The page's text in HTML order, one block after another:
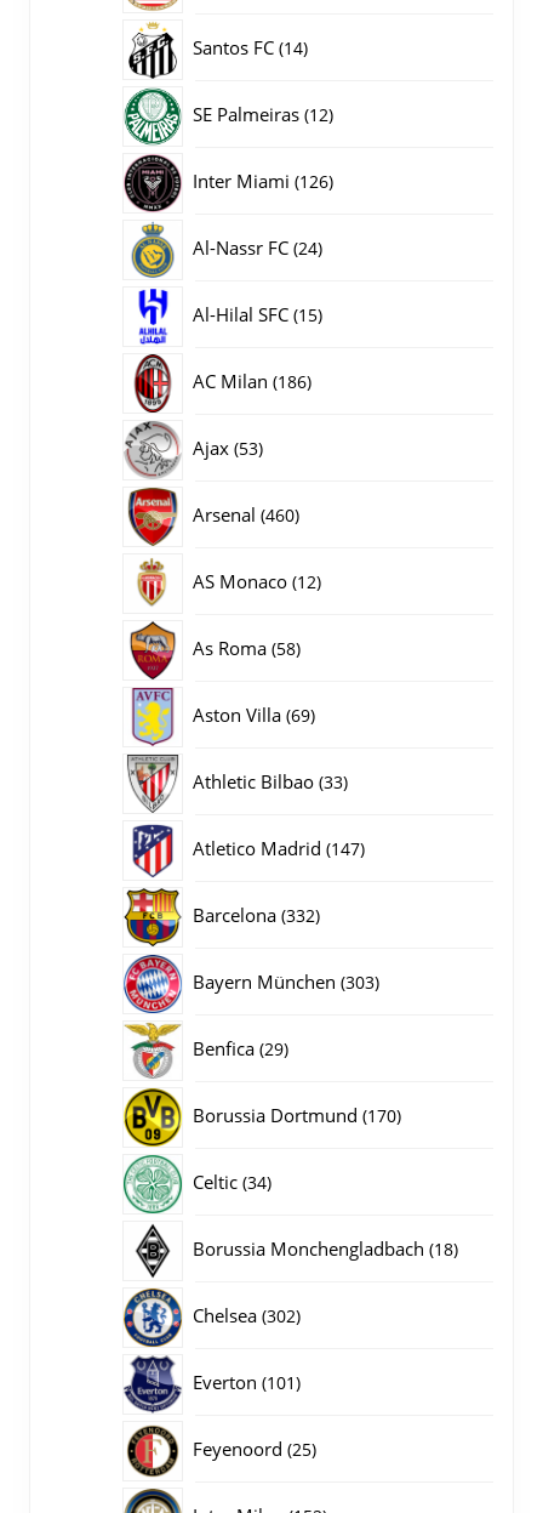
Santos FC 1414
SE Palmeiras 1212
Inter Miami 126126
Al-Nassr FC 2424
Al-Hilal SFC 1515
AC Milan 186186
Ajax 5353
Arsenal 460460
AS Monaco 1212
As Roma 5858
Aston Villa 6969
Athletic Bilbao 3333
Atletico Madrid 147147
Barcelona 332332
Bayern München 303303
Benfica 2929
Borussia Dortmund 170170
Celtic 3434
Borussia Monchengladbach 1818
Chelsea 302302
Everton 101101
Feyenoord 2525